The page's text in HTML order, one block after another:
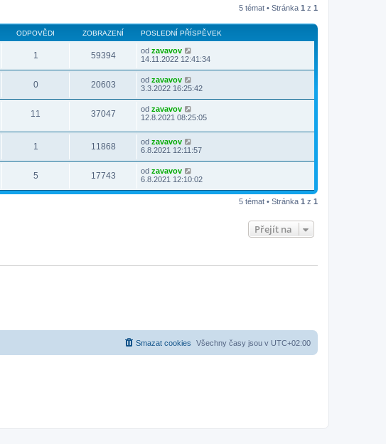
5 témat • Stránka 1 z 1
ODPOVĚDI ZOBRAZENÍ POSLEDNÍ PŘÍSPĚVEK
1 59394 od zavavov
14.11.2022 12:41:34
0 20603 od zavavov
3.3.2022 16:25:42
11 37047 od zavavov
12.8.2021 08:25:05
1 11868 od zavavov
6.8.2021 12:11:57
5 17743 od zavavov
6.8.2021 12:10:02
5 témat • Stránka 1 z 1
Přejít na
Všechny časy jsou v UTC+02:00
Smazat cookies